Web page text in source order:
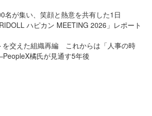
名が集い、笑顔と熱意を共有した1日
ハピカン MEETING 2026」レポート
を交えた組織再編 これからは「人事の時
橘氏が見通す5年後